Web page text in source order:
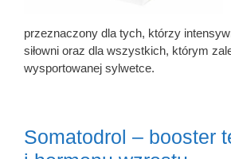
przeznaczony dla tych, którzy
siłowni oraz dla wszystkich, którym
wysportowanej sylwetce.
Somatodrol – booster